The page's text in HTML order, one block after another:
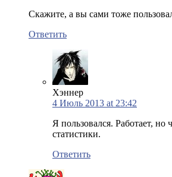
Скажите, а вы сами тоже
Ответить
Хэннер
4 Июль 2013 at 23:42
Я пользовался. Работает, но
статистики.
Ответить